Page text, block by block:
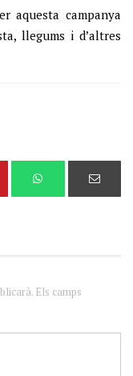
aquesta campanya
llegums i d’altres
Els camps